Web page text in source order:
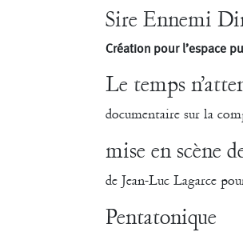
Sire Ennemi
Création pour l’espace
Le temps
documentaire sur la
mise en scène
de Jean-Luc Lagarce
Pentatonique